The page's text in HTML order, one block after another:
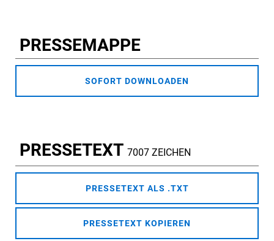
PRESSEMAPPE
SOFORT DOWNLOADEN
PRESSETEXT 7007 ZEICHEN
PRESSETEXT ALS .TXT
PRESSETEXT KOPIEREN